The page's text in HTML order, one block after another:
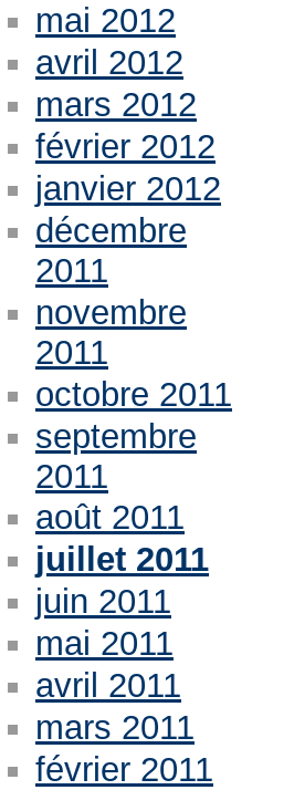
mai 2012
avril 2012
mars 2012
février 2012
janvier 2012
décembre
2011
novembre
2011
octobre 2011
septembre
2011
août 2011
juillet 2011
juin 2011
mai 2011
avril 2011
mars 2011
février 2011